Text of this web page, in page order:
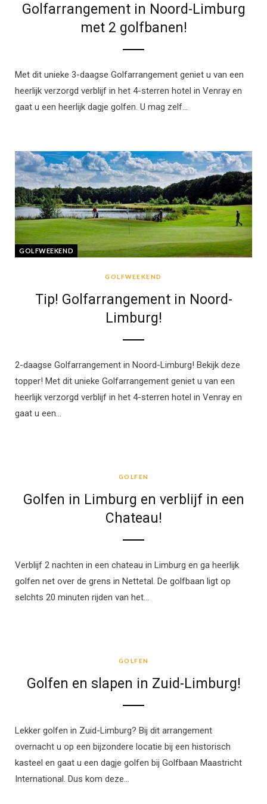
Golfarrangement in Noord-Limburg
met 2 golfbanen!
Met dit unieke 3-daagse Golfarrangement geniet u van een
heerlijk verzorgd verblijf in het 4-sterren hotel in Venray en
gaat u een heerlijk dagje golfen. U mag zelf…
GOLFWEEKEND
GOLFWEEKEND
Tip! Golfarrangement in Noord-
Limburg!
2-daagse Golfarrangement in Noord-Limburg! Bekijk deze
topper! Met dit unieke Golfarrangement geniet u van een
heerlijk verzorgd verblijf in het 4-sterren hotel in Venray en
gaat u een…
GOLFEN
Golfen in Limburg en verblijf in een
Chateau!
Verblijf 2 nachten in een chateau in Limburg en ga heerlijk
golfen net over de grens in Nettetal. De golfbaan ligt op
selchts 20 minuten rijden van het…
GOLFEN
Golfen en slapen in Zuid-Limburg!
Lekker golfen in Zuid-Limburg? Bij dit arrangement
overnacht u op een bijzondere locatie bij een historisch
kasteel en gaat u een dagje golfen bij Golfbaan Maastricht
International. Dus kom deze…